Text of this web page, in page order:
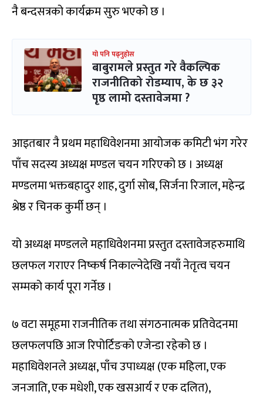
नै बन्दसत्रको कार्यक्रम सुरु भएको छ ।
यो पनि पढ्नुहोस
बाबुरामले प्रस्तुत गरे वैकल्पिक
राजनीतिको रोडम्याप, के छ ३२
पृष्ठ लामो दस्तावेजमा ?
आइतबार नै प्रथम महाधिवेशनमा आयोजक कमिटी भंग गरेर
पाँच सदस्य अध्यक्ष मण्डल चयन गरिएको छ । अध्यक्ष
मण्डलमा भक्तबहादुर शाह, दुर्गा सोब, सिर्जना रिजाल, महेन्द्र
श्रेष्ठ र चिनक कुर्मी छन् ।
यो अध्यक्ष मण्डलले महाधिवेशनमा प्रस्तुत दस्तावेजहरुमाथि
छलफल गराएर निष्कर्ष निकाल्नेदेखि नयाँ नेतृत्व चयन
सम्मको कार्य पूरा गर्नेछ ।
७ वटा समूहमा राजनीतिक तथा संगठनात्मक प्रतिवेदनमा
छलफलपछि आज रिपोर्टिङको एजेन्डा रहेको छ ।
महाधिवेशनले अध्यक्ष, पाँच उपाध्यक्ष (एक महिला, एक
जनजाति, एक मधेशी, एक खसआर्य र एक दलित),